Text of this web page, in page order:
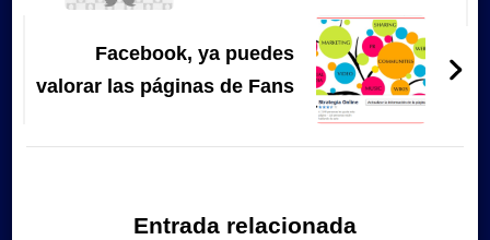
Facebook, ya puedes
valorar las páginas de Fans
Entrada relacionada